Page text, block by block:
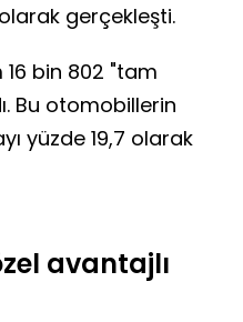
gerçekleşti.
16 bin 802 "tam
Bu otomobillerin
yüzde 19,7 olarak
avantajlı